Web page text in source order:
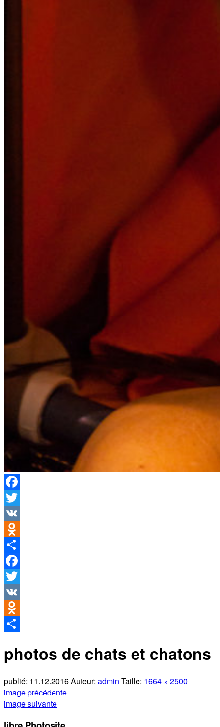
Facebook
Twitter
VK
Odnoklassniki
Partager
Facebook
Twitter
VK
Odnoklassniki
photos de chats et chatons
publié: 11.12.2016Auteur: admin Taille: 1664 × 2500
image précédente
image suivante